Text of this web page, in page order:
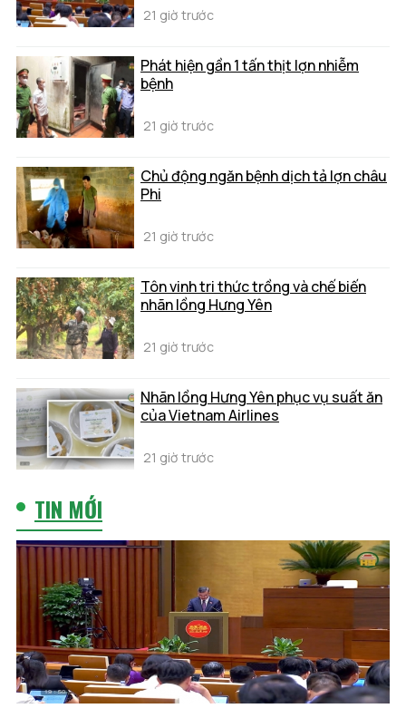
21 giờ trước
Phát hiện gần 1 tấn thịt lợn nhiễm
bệnh
21 giờ trước
Chủ động ngăn bệnh dịch tả lợn châu
Phi
21 giờ trước
Tôn vinh tri thức trồng và chế biến
nhãn lồng Hưng Yên
21 giờ trước
Nhãn lồng Hưng Yên phục vụ suất ăn
của Vietnam Airlines
21 giờ trước
TIN MỚI